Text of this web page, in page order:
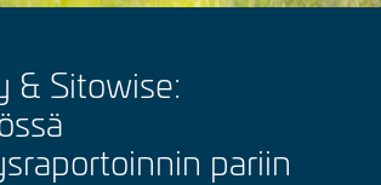
& Sitowise:
pariin